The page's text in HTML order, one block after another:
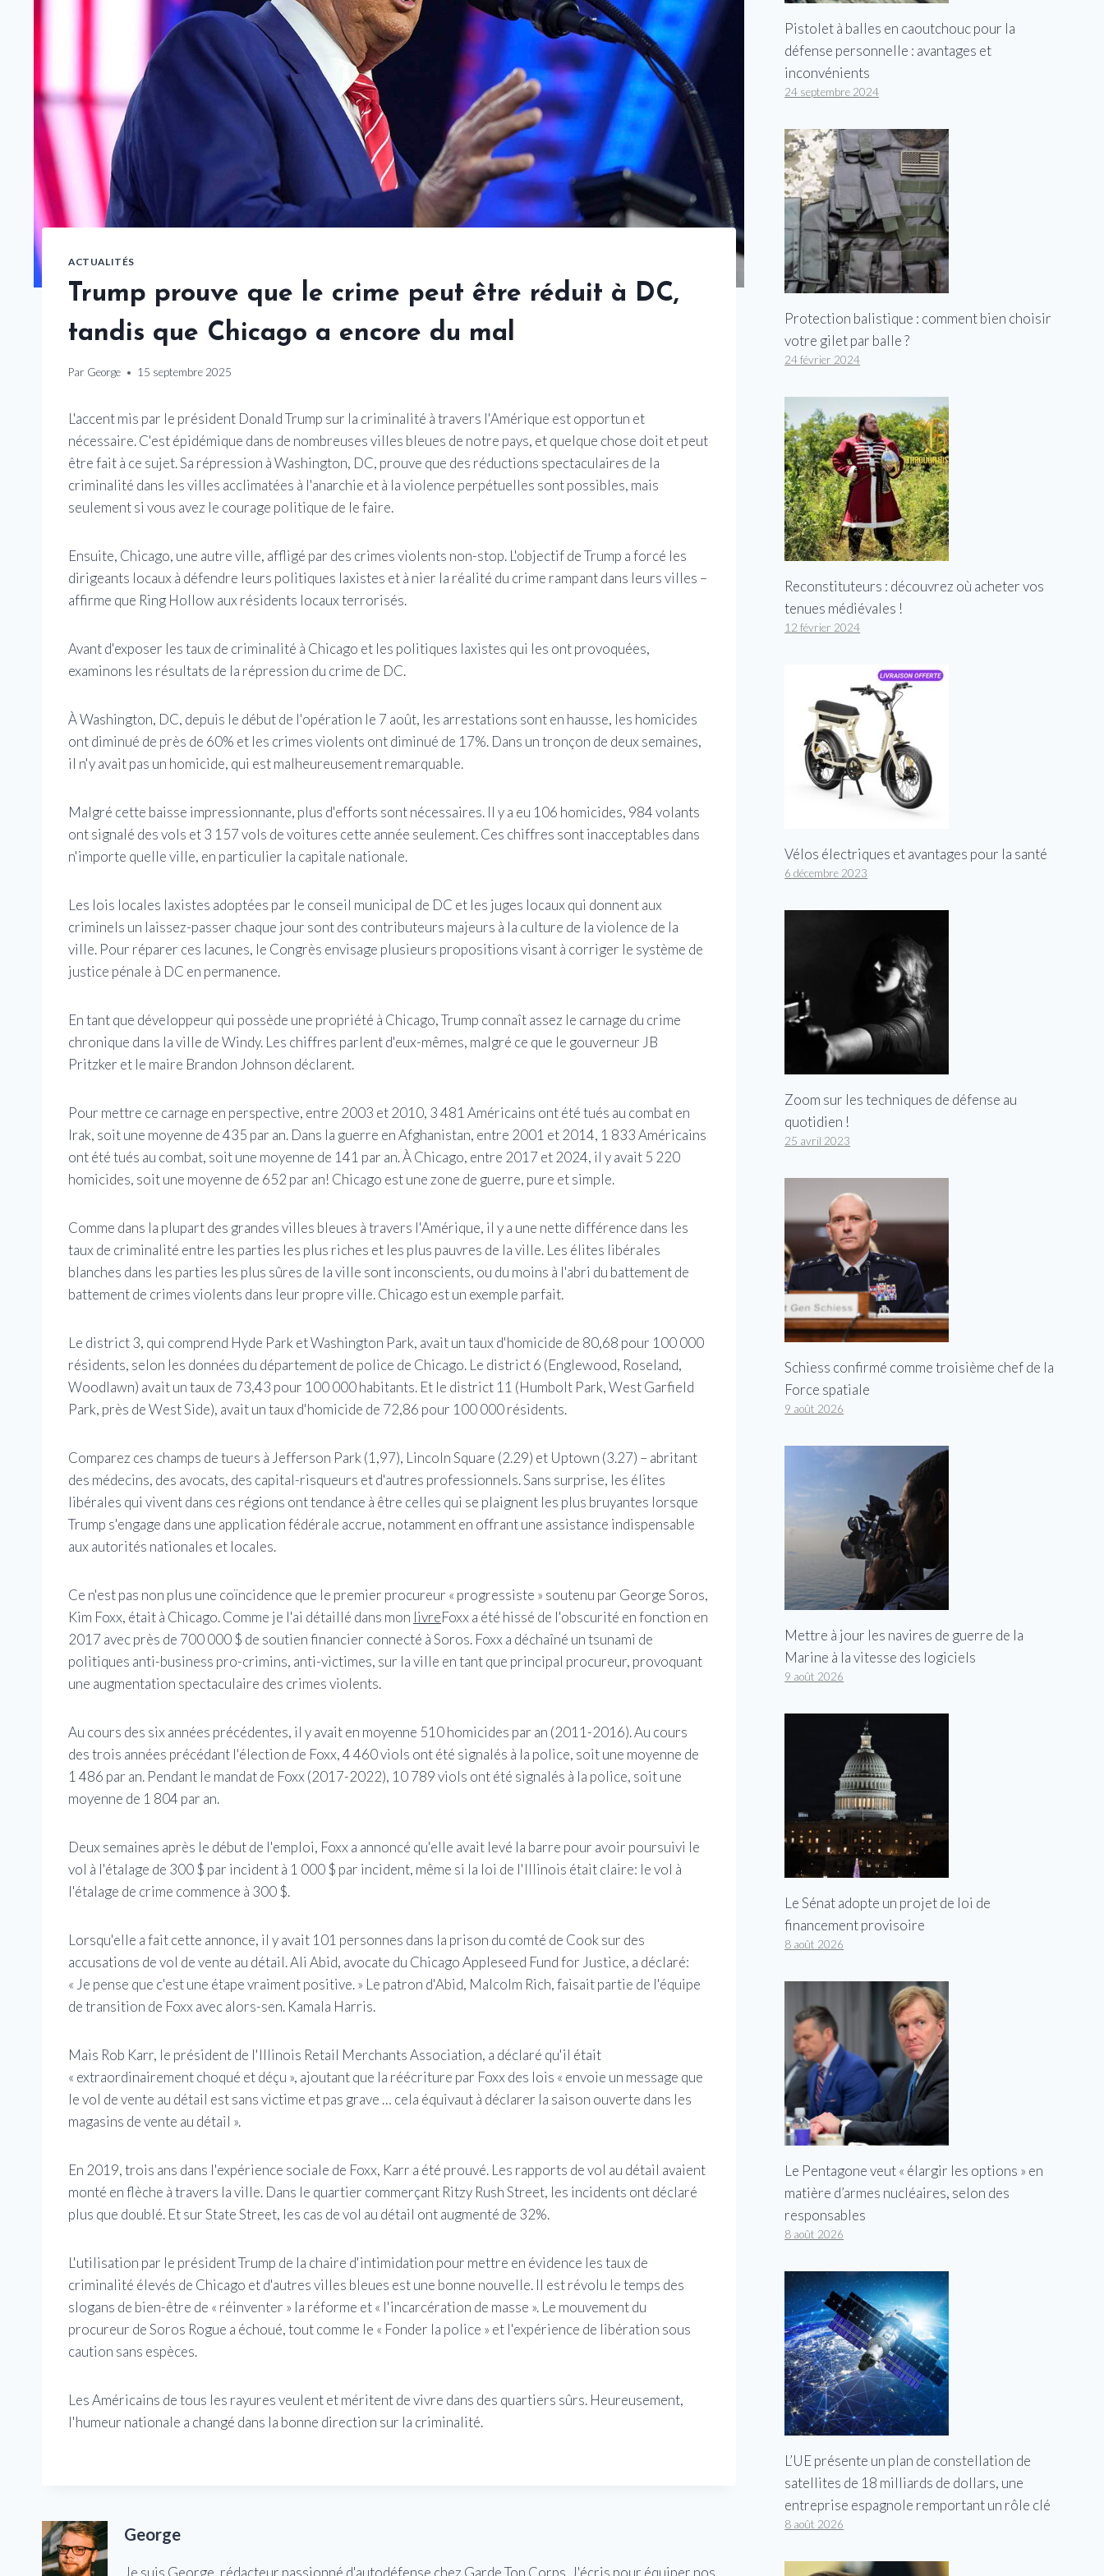
ACTUALITÉS
Trump prouve que le crime peut être réduit à DC,
tandis que Chicago a encore du mal
Par George 15 septembre 2025
L'accent mis par le président Donald Trump sur la criminalité à travers l'Amérique est opportun et
nécessaire. C'est épidémique dans de nombreuses villes bleues de notre pays, et quelque chose doit et peut
être fait à ce sujet. Sa répression à Washington, DC, prouve que des réductions spectaculaires de la
criminalité dans les villes acclimatées à l'anarchie et à la violence perpétuelles sont possibles, mais
seulement si vous avez le courage politique de le faire.
Ensuite, Chicago, une autre ville, affligé par des crimes violents non-stop. L'objectif de Trump a forcé les
dirigeants locaux à défendre leurs politiques laxistes et à nier la réalité du crime rampant dans leurs villes –
affirme que Ring Hollow aux résidents locaux terrorisés.
Avant d'exposer les taux de criminalité à Chicago et les politiques laxistes qui les ont provoquées,
examinons les résultats de la répression du crime de DC.
À Washington, DC, depuis le début de l'opération le 7 août, les arrestations sont en hausse, les homicides
ont diminué de près de 60% et les crimes violents ont diminué de 17%. Dans un tronçon de deux semaines,
il n'y avait pas un homicide, qui est malheureusement remarquable.
Malgré cette baisse impressionnante, plus d'efforts sont nécessaires. Il y a eu 106 homicides, 984 volants
ont signalé des vols et 3 157 vols de voitures cette année seulement. Ces chiffres sont inacceptables dans
n'importe quelle ville, en particulier la capitale nationale.
Les lois locales laxistes adoptées par le conseil municipal de DC et les juges locaux qui donnent aux
criminels un laissez-passer chaque jour sont des contributeurs majeurs à la culture de la violence de la
ville. Pour réparer ces lacunes, le Congrès envisage plusieurs propositions visant à corriger le système de
justice pénale à DC en permanence.
En tant que développeur qui possède une propriété à Chicago, Trump connaît assez le carnage du crime
chronique dans la ville de Windy. Les chiffres parlent d'eux-mêmes, malgré ce que le gouverneur JB
Pritzker et le maire Brandon Johnson déclarent.
Pour mettre ce carnage en perspective, entre 2003 et 2010, 3 481 Américains ont été tués au combat en
Irak, soit une moyenne de 435 par an. Dans la guerre en Afghanistan, entre 2001 et 2014, 1 833 Américains
ont été tués au combat, soit une moyenne de 141 par an. À Chicago, entre 2017 et 2024, il y avait 5 220
homicides, soit une moyenne de 652 par an! Chicago est une zone de guerre, pure et simple.
Comme dans la plupart des grandes villes bleues à travers l'Amérique, il y a une nette différence dans les
taux de criminalité entre les parties les plus riches et les plus pauvres de la ville. Les élites libérales
blanches dans les parties les plus sûres de la ville sont inconscients, ou du moins à l'abri du battement de
battement de crimes violents dans leur propre ville. Chicago est un exemple parfait.
Le district 3, qui comprend Hyde Park et Washington Park, avait un taux d'homicide de 80,68 pour 100 000
résidents, selon les données du département de police de Chicago. Le district 6 (Englewood, Roseland,
Woodlawn) avait un taux de 73,43 pour 100 000 habitants. Et le district 11 (Humbolt Park, West Garfield
Park, près de West Side), avait un taux d'homicide de 72,86 pour 100 000 résidents.
Comparez ces champs de tueurs à Jefferson Park (1,97), Lincoln Square (2.29) et Uptown (3.27) – abritant
des médecins, des avocats, des capital-risqueurs et d'autres professionnels. Sans surprise, les élites
libérales qui vivent dans ces régions ont tendance à être celles qui se plaignent les plus bruyantes lorsque
Trump s'engage dans une application fédérale accrue, notamment en offrant une assistance indispensable
aux autorités nationales et locales.
Ce n'est pas non plus une coïncidence que le premier procureur « progressiste » soutenu par George Soros,
Kim Foxx, était à Chicago. Comme je l'ai détaillé dans mon livreFoxx a été hissé de l'obscurité en fonction en
2017 avec près de 700 000 $ de soutien financier connecté à Soros. Foxx a déchaîné un tsunami de
politiques anti-business pro-crimins, anti-victimes, sur la ville en tant que principal procureur, provoquant
une augmentation spectaculaire des crimes violents.
Au cours des six années précédentes, il y avait en moyenne 510 homicides par an (2011-2016). Au cours
des trois années précédant l'élection de Foxx, 4 460 viols ont été signalés à la police, soit une moyenne de
1 486 par an. Pendant le mandat de Foxx (2017-2022), 10 789 viols ont été signalés à la police, soit une
moyenne de 1 804 par an.
Deux semaines après le début de l'emploi, Foxx a annoncé qu'elle avait levé la barre pour avoir poursuivi le
vol à l'étalage de 300 $ par incident à 1 000 $ par incident, même si la loi de l'Illinois était claire: le vol à
l'étalage de crime commence à 300 $.
Lorsqu'elle a fait cette annonce, il y avait 101 personnes dans la prison du comté de Cook sur des
accusations de vol de vente au détail. Ali Abid, avocate du Chicago Appleseed Fund for Justice, a déclaré:
« Je pense que c'est une étape vraiment positive. » Le patron d'Abid, Malcolm Rich, faisait partie de l'équipe
de transition de Foxx avec alors-sen. Kamala Harris.
Mais Rob Karr, le président de l'Illinois Retail Merchants Association, a déclaré qu'il était
« extraordinairement choqué et déçu », ajoutant que la réécriture par Foxx des lois « envoie un message que
le vol de vente au détail est sans victime et pas grave … cela équivaut à déclarer la saison ouverte dans les
magasins de vente au détail ».
En 2019, trois ans dans l'expérience sociale de Foxx, Karr a été prouvé. Les rapports de vol au détail avaient
monté en flèche à travers la ville. Dans le quartier commerçant Ritzy Rush Street, les incidents ont déclaré
plus que doublé. Et sur State Street, les cas de vol au détail ont augmenté de 32%.
L'utilisation par le président Trump de la chaire d'intimidation pour mettre en évidence les taux de
criminalité élevés de Chicago et d'autres villes bleues est une bonne nouvelle. Il est révolu le temps des
slogans de bien-être de « réinventer » la réforme et « l'incarcération de masse ». Le mouvement du
procureur de Soros Rogue a échoué, tout comme le « Fonder la police » et l'expérience de libération sous
caution sans espèces.
Les Américains de tous les rayures veulent et méritent de vivre dans des quartiers sûrs. Heureusement,
l'humeur nationale a changé dans la bonne direction sur la criminalité.
George
Je suis George, rédacteur passionné d'autodéfense chez Garde Ton Corps. J'écris pour équiper nos
Pistolet à balles en caoutchouc pour la
défense personnelle : avantages et
inconvénients
24 septembre 2024
Protection balistique : comment bien choisir
votre gilet par balle ?
24 février 2024
Reconstituteurs : découvrez où acheter vos
tenues médiévales !
12 février 2024
Vélos électriques et avantages pour la santé
6 décembre 2023
Zoom sur les techniques de défense au
quotidien !
25 avril 2023
Schiess confirmé comme troisième chef de la
Force spatiale
9 août 2026
Mettre à jour les navires de guerre de la
Marine à la vitesse des logiciels
9 août 2026
Le Sénat adopte un projet de loi de
financement provisoire
8 août 2026
Le Pentagone veut « élargir les options » en
matière d’armes nucléaires, selon des
responsables
8 août 2026
L’UE présente un plan de constellation de
satellites de 18 milliards de dollars, une
entreprise espagnole remportant un rôle clé
8 août 2026